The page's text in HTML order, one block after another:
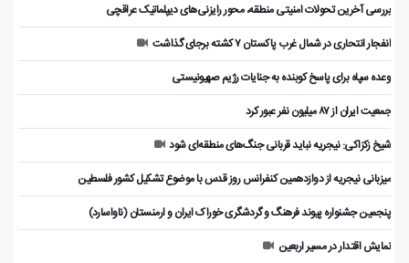
بررسی آخرین تحولات امنیتی منطقه، محور رایزنی‌های دیپلماتیک عراقچی
انفجار انتحاری در شمال غرب پاکستان ۷ کشته برجای گذاشت
وعده سپاه برای پاسخ کوبنده به جنایات رژیم صهیونیستی
جمعیت ایران از ۸۷ میلیون نفر عبور کرد
شیخ زکزاکی: نیجریه نباید قربانی جنگ‌های منطقه‌ای شود
میزبانی نیجریه از دوازدهمین کنفرانس روز قدس با موضوع تشکیل کشور فلسطین
پنجمین جشنواره پیوند فرهنگ و گردشگر‌ی خوراک ایران و ارمنستان (ناواسارد)
نمایش اقتدار در مسیر اربعین